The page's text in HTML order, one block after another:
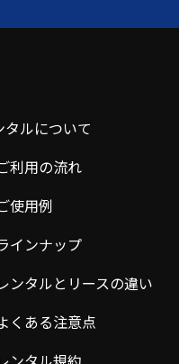
タルについて
利用の流れ
使用例
インナップ
ンタルとリースの違い
くある注意点